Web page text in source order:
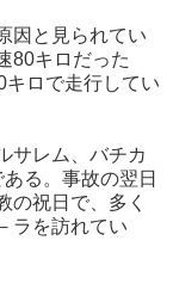
因と見られてい
80キロだった
ロで走行してい
サレム、バチカ
る。事故の翌日
の祝日で、多く
ラを訪れてい